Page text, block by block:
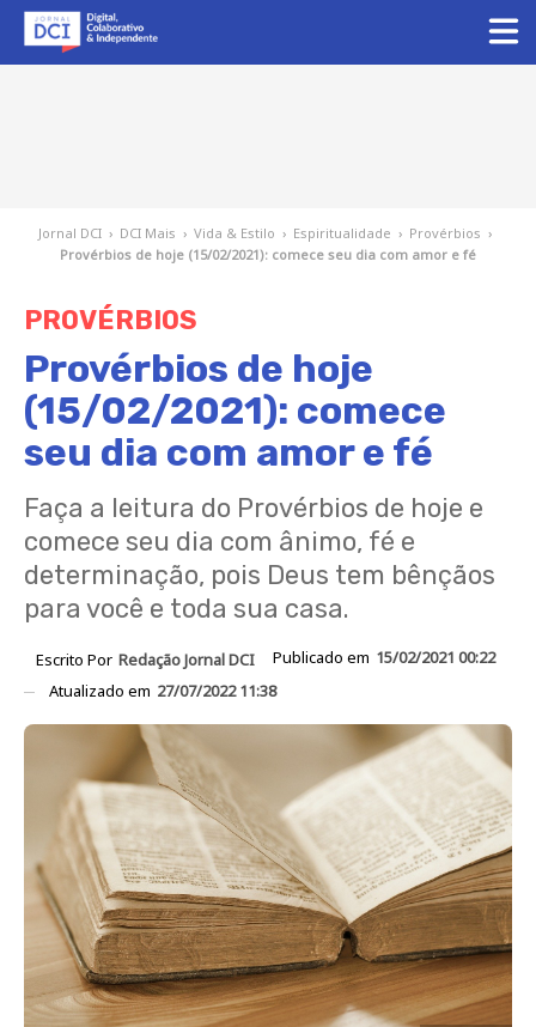
Jornal DCI › DCI Mais › Vida & Estilo › Espiritualidade › Provérbios ›
Provérbios de hoje (15/02/2021): comece seu dia com amor e fé
PROVÉRBIOS
Provérbios de hoje
(15/02/2021): comece
seu dia com amor e fé
Faça a leitura do Provérbios de hoje e
comece seu dia com ânimo, fé e
determinação, pois Deus tem bênçãos
para você e toda sua casa.
Escrito Por Redação Jornal DCI Publicado em 15/02/2021 00:22
Atualizado em 27/07/2022 11:38